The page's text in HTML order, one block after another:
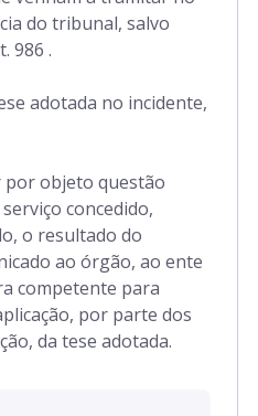
do tribunal, salvo
986 .
adotada no incidente,
por objeto questão
concedido,
o resultado do
ao órgão, ao ente
competente para
por parte dos
da tese adotada.